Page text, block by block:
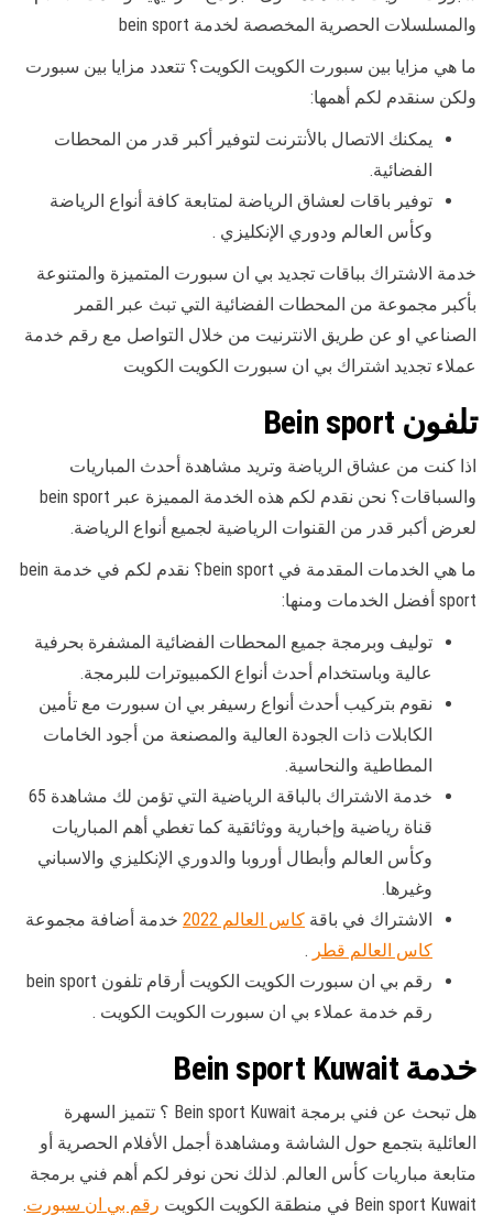
والمسلسلات الحصرية المخصصة لخدمة bein sport
ما هي مزايا بين سبورت الكويت الكويت؟ تتعدد مزايا بين سبورت
ولكن سنقدم لكم أهمها:
يمكنك الاتصال بالأنترنت لتوفير أكبر قدر من المحطات
الفضائية.
توفير باقات لعشاق الرياضة لمتابعة كافة أنواع الرياضة
وكأس العالم ودوري الإنكليزي .
خدمة الاشتراك بباقات تجديد بي ان سبورت المتميزة والمتنوعة
بأكبر مجموعة من المحطات الفضائية التي تبث عبر القمر
الصناعي او عن طريق الانترنيت من خلال التواصل مع رقم خدمة
عملاء تجديد اشتراك بي ان سبورت الكويت الكويت
تلفون Bein sport
اذا كنت من عشاق الرياضة وتريد مشاهدة أحدث المباريات
والسباقات؟ نحن نقدم لكم هذه الخدمة المميزة عبر bein sport
لعرض أكبر قدر من القنوات الرياضية لجميع أنواع الرياضة.
ما هي الخدمات المقدمة في bein sport؟ نقدم لكم في خدمة bein
sport أفضل الخدمات ومنها:
توليف وبرمجة جميع المحطات الفضائية المشفرة بحرفية
عالية وباستخدام أحدث أنواع الكمبيوترات للبرمجة.
نقوم بتركيب أحدث أنواع رسيفر بي ان سبورت مع تأمين
الكابلات ذات الجودة العالية والمصنعة من أجود الخامات
المطاطية والنحاسية.
خدمة الاشتراك بالباقة الرياضية التي تؤمن لك مشاهدة 65
قناة رياضية وإخبارية ووثائقية كما تغطي أهم المباريات
وكأس العالم وأبطال أوروبا والدوري الإنكليزي والاسباني
وغيرها.
الاشتراك في باقة كاس العالم 2022
خدمة أضافة مجموعة
كاس العالم قطر .
رقم بي ان سبورت الكويت الكويت أرقام تلفون bein sport
رقم خدمة عملاء بي ان سبورت الكويت الكويت .
خدمة Bein sport Kuwait
هل تبحث عن فني برمجة Bein sport Kuwait ؟ تتميز السهرة
العائلية بتجمع حول الشاشة ومشاهدة أجمل الأفلام الحصرية أو
متابعة مباريات كأس العالم. لذلك نحن نوفر لكم أهم فني برمجة
Bein sport Kuwait في منطقة الكويت الكويت
رقم بي ان سبورت.